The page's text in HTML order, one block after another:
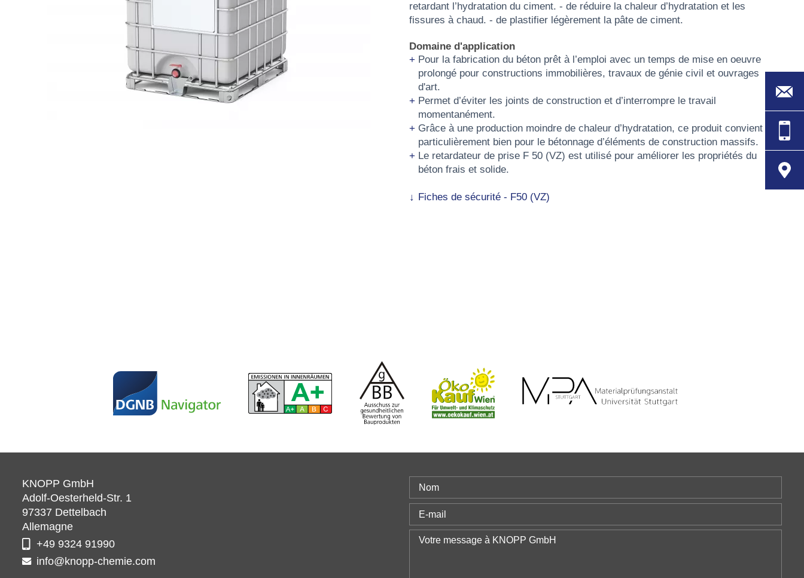
retardant l’hydratation du ciment. - de réduire la chaleur d’hydratation et les
fissures à chaud. - de plastifier légèrement la pâte de ciment.
Domaine d'application
Pour la fabrication du béton prêt à l’emploi avec un temps de mise en oeuvre
prolongé pour constructions immobilières, travaux de génie civil et ouvrages
d'art.
Permet d’éviter les joints de construction et d’interrompre le travail
momentanément.
Grâce à une production moindre de chaleur d’hydratation, ce produit convient
particulièrement bien pour le bétonnage d’éléments de construction massifs.
Le retardateur de prise F 50 (VZ) est utilisé pour améliorer les propriétés du
béton frais et solide.
Fiches de sécurité - F50 (VZ)
KNOPP GmbH
Adolf-Oesterheld-Str. 1
97337 Dettelbach
Allemagne
+49 9324 91990
info@knopp-chemie.com